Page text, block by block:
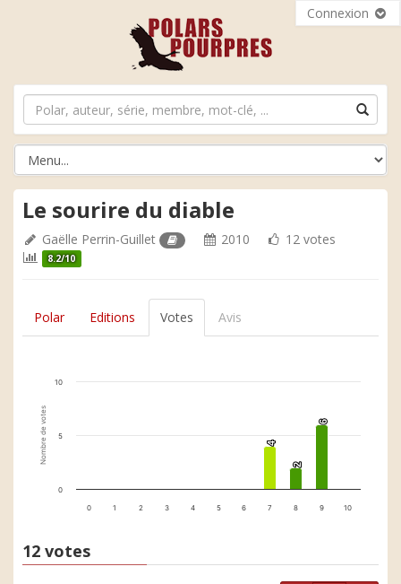
Connexion
Le sourire du diable
Gaëlle Perrin-Guillet 2010 12 votes
8.2/10
Polar Editions Votes Avis
Nombre de votes 4
4
2
2
6
6
0 1 2 3 4 5 6 7 8 9 10
0
5
10
12 votes